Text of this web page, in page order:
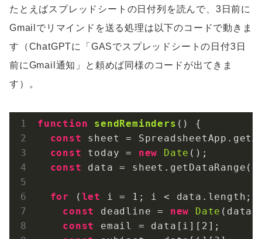
たとえばスプレッドシートの日付列を読んで、3日前に
Gmailでリマインドを送る処理は以下のコードで動きま
す（ChatGPTに「GASでスプレッドシートの日付3日
前にGmail通知」と頼めば同様のコードが出てきま
す）。
function sendReminders ( ) {
const sheet =
const today = new Date ();
const data =
for ( let i = 1 ; i < data.length;
const
deadline = new Date
const
email = data[i][ 2